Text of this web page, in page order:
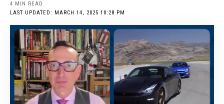
LAST UPDATED: MARCH 14, 2025 10:28 PM
4 MIN READ